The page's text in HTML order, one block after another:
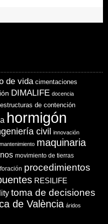
de vida cimentaciones
DIMALIFE docencia
estructuras de contención
hormigón
civil innovación
mantenimiento maquinaria
movimiento de tierras
procedimientos
RESILIFE
toma de decisiones
de València áridos